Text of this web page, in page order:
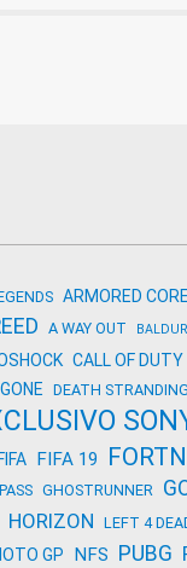
ARMORED CORE
A WAY OUT
CALL OF DUTY
DEATH STRANDING
FIFA FIFA 19
GHOSTRUNNER
HORIZON LEFT 4
GP NFS PUBG